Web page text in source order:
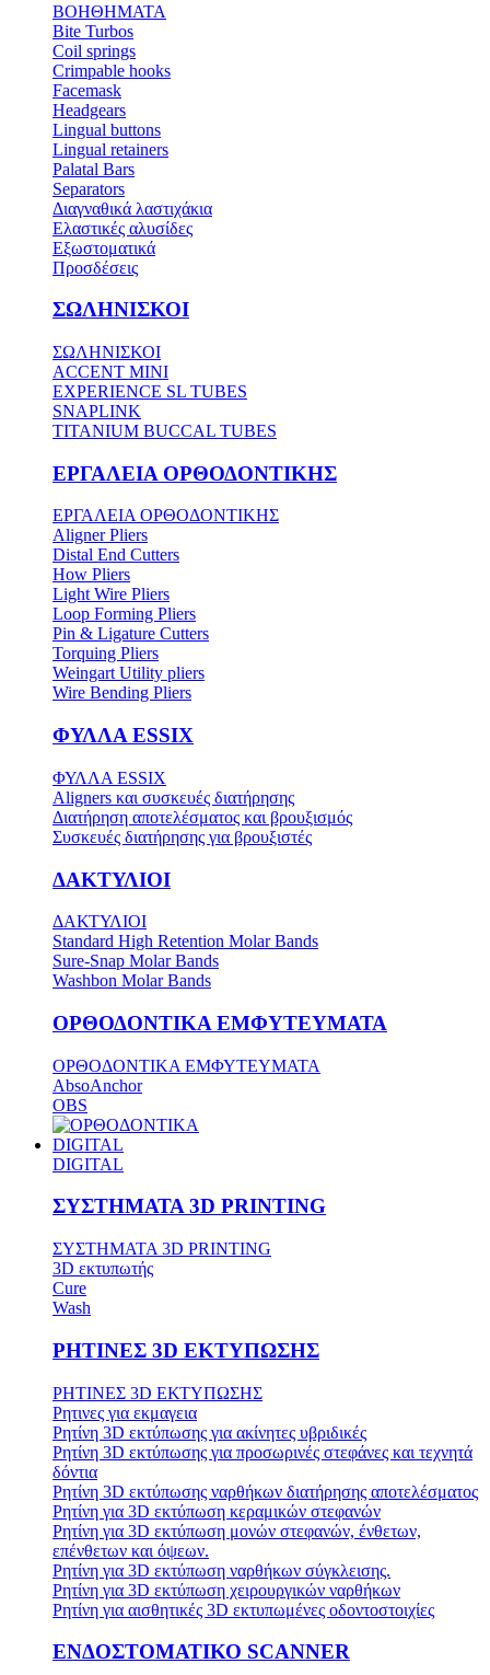
ΒΟΗΘΗΜΑΤΑ
Bite Turbos
Coil springs
Crimpable hooks
Facemask
Headgears
Lingual buttons
Lingual retainers
Palatal Bars
Separators
Διαγναθικά λαστιχάκια
Ελαστικές αλυσίδες
Εξωστοματικά
Προσδέσεις
ΣΩΛΗΝΙΣΚΟΙ
ΣΩΛΗΝΙΣΚΟΙ
ACCENT MINI
EXPERIENCE SL TUBES
SNAPLINK
TITANIUM BUCCAL TUBES
ΕΡΓΑΛΕΙΑ ΟΡΘΟΔΟΝΤΙΚΗΣ
ΕΡΓΑΛΕΙΑ ΟΡΘΟΔΟΝΤΙΚΗΣ
Aligner Pliers
Distal End Cutters
How Pliers
Light Wire Pliers
Loop Forming Pliers
Pin & Ligature Cutters
Torquing Pliers
Weingart Utility pliers
Wire Bending Pliers
ΦΥΛΛΑ ESSIX
ΦΥΛΛΑ ESSIX
Aligners και συσκευές διατήρησης
Διατήρηση αποτελέσματος και βρουξισμός
Συσκευές διατήρησης για βρουξιστές
ΔΑΚΤΥΛΙΟΙ
ΔΑΚΤΥΛΙΟΙ
Standard High Retention Molar Bands
Sure-Snap Molar Bands
Washbon Molar Bands
ΟΡΘΟΔΟΝΤΙΚΑ ΕΜΦΥΤΕΥΜΑΤΑ
ΟΡΘΟΔΟΝΤΙΚΑ ΕΜΦΥΤΕΥΜΑΤΑ
AbsoAnchor
OBS
DIGITAL
DIGITAL
ΣΥΣΤΗΜΑΤΑ 3D PRINTING
ΣΥΣΤΗΜΑΤΑ 3D PRINTING
3D εκτυπωτής
Cure
Wash
ΡΗΤΙΝΕΣ 3D ΕΚΤΥΠΩΣΗΣ
ΡΗΤΙΝΕΣ 3D ΕΚΤΥΠΩΣΗΣ
Ρητινες για εκμαγεια
Ρητίνη 3D εκτύπωσης για ακίνητες υβριδικές
Ρητίνη 3D εκτύπωσης για προσωρινές στεφάνες και τεχνητά
δόντια
Ρητίνη 3D εκτύπωσης ναρθήκων διατήρησης αποτελέσματος
Ρητίνη για 3D εκτύπωση κεραμικών στεφανών
Ρητίνη για 3D εκτύπωση μονών στεφανών, ένθετων,
επένθετων και όψεων.
Ρητίνη για 3D εκτύπωση ναρθήκων σύγκλεισης.
Ρητίνη για 3D εκτύπωση χειρουργικών ναρθήκων
Ρητίνη για αισθητικές 3D εκτυπωμένες οδοντοστοιχίες
ΕΝΔΟΣΤΟΜΑΤΙΚΟ SCANNER